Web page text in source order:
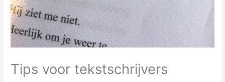
Tips voor tekstschrijvers